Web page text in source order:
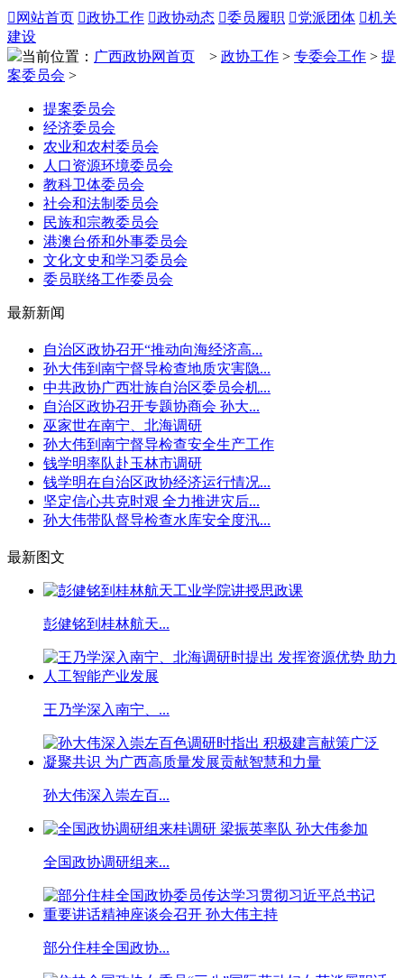
 网站首页 政协工作 政协动态 委员履职 党派团体 机关
建设
当前位置： 广西政协网首页 > 政协工作 > 专委会工作 > 提
案委员会 >
提案委员会
经济委员会
农业和农村委员会
人口资源环境委员会
教科卫体委员会
社会和法制委员会
民族和宗教委员会
港澳台侨和外事委员会
文化文史和学习委员会
委员联络工作委员会
最新新闻
自治区政协召开“推动向海经济高...
孙大伟到南宁督导检查地质灾害隐...
中共政协广西壮族自治区委员会机...
自治区政协召开专题协商会 孙大...
巫家世在南宁、北海调研
孙大伟到南宁督导检查安全生产工作
钱学明率队赴玉林市调研
钱学明在自治区政协经济运行情况...
坚定信心共克时艰 全力推进灾后...
孙大伟带队督导检查水库安全度汛...
最新图文
彭健铭到桂林航天...
王乃学深入南宁、...
孙大伟深入崇左百...
全国政协调研组来...
部分住桂全国政协...